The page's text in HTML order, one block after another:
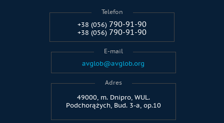
Telefon
+38 (056) 790-91-90
+38 (056) 790-91-90
E-mail
avglob@avglob.org
Adres
49000, m. Dnipro, WUL.
Podchorążych, Bud. 3-a, op.10